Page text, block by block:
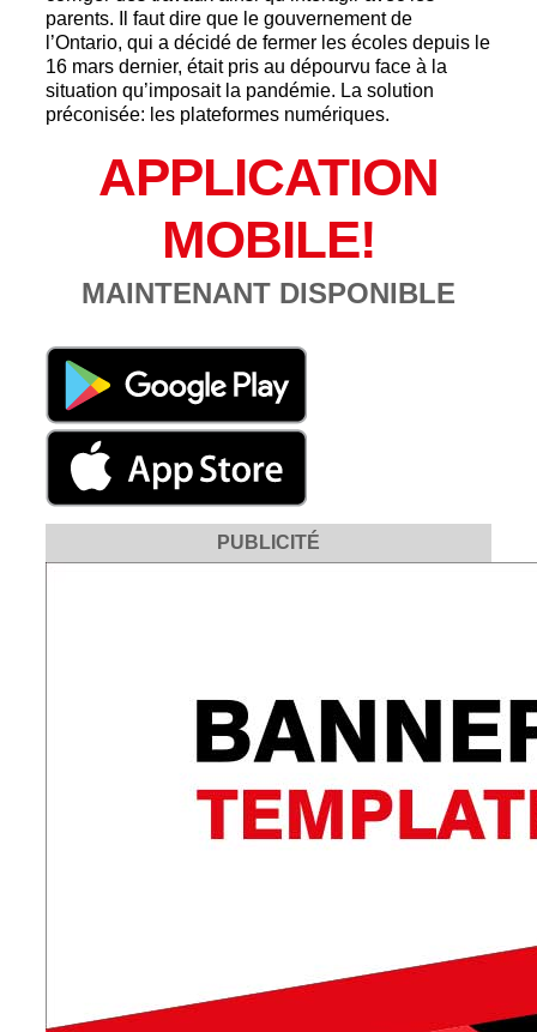
parents. Il faut dire que le gouvernement de
l’Ontario, qui a décidé de fermer les écoles depuis le
16 mars dernier, était pris au dépourvu face à la
situation qu’imposait la pandémie. La solution
préconisée: les plateformes numériques.
APPLICATION
MOBILE!
MAINTENANT DISPONIBLE
PUBLICITÉ